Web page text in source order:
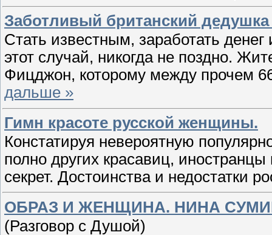
Заботливый британский
Стать известным, заработать
этот случай, никогда не поздно.
Фицджон, которому между прочем
дальше »
Гимн красоте русской женщины.
Констатируя невероятную
полно других красавиц,
секрет. Достоинства и недостатки
ОБРАЗ И ЖЕНЩИНА. НИНА
(Разговор с Душой)